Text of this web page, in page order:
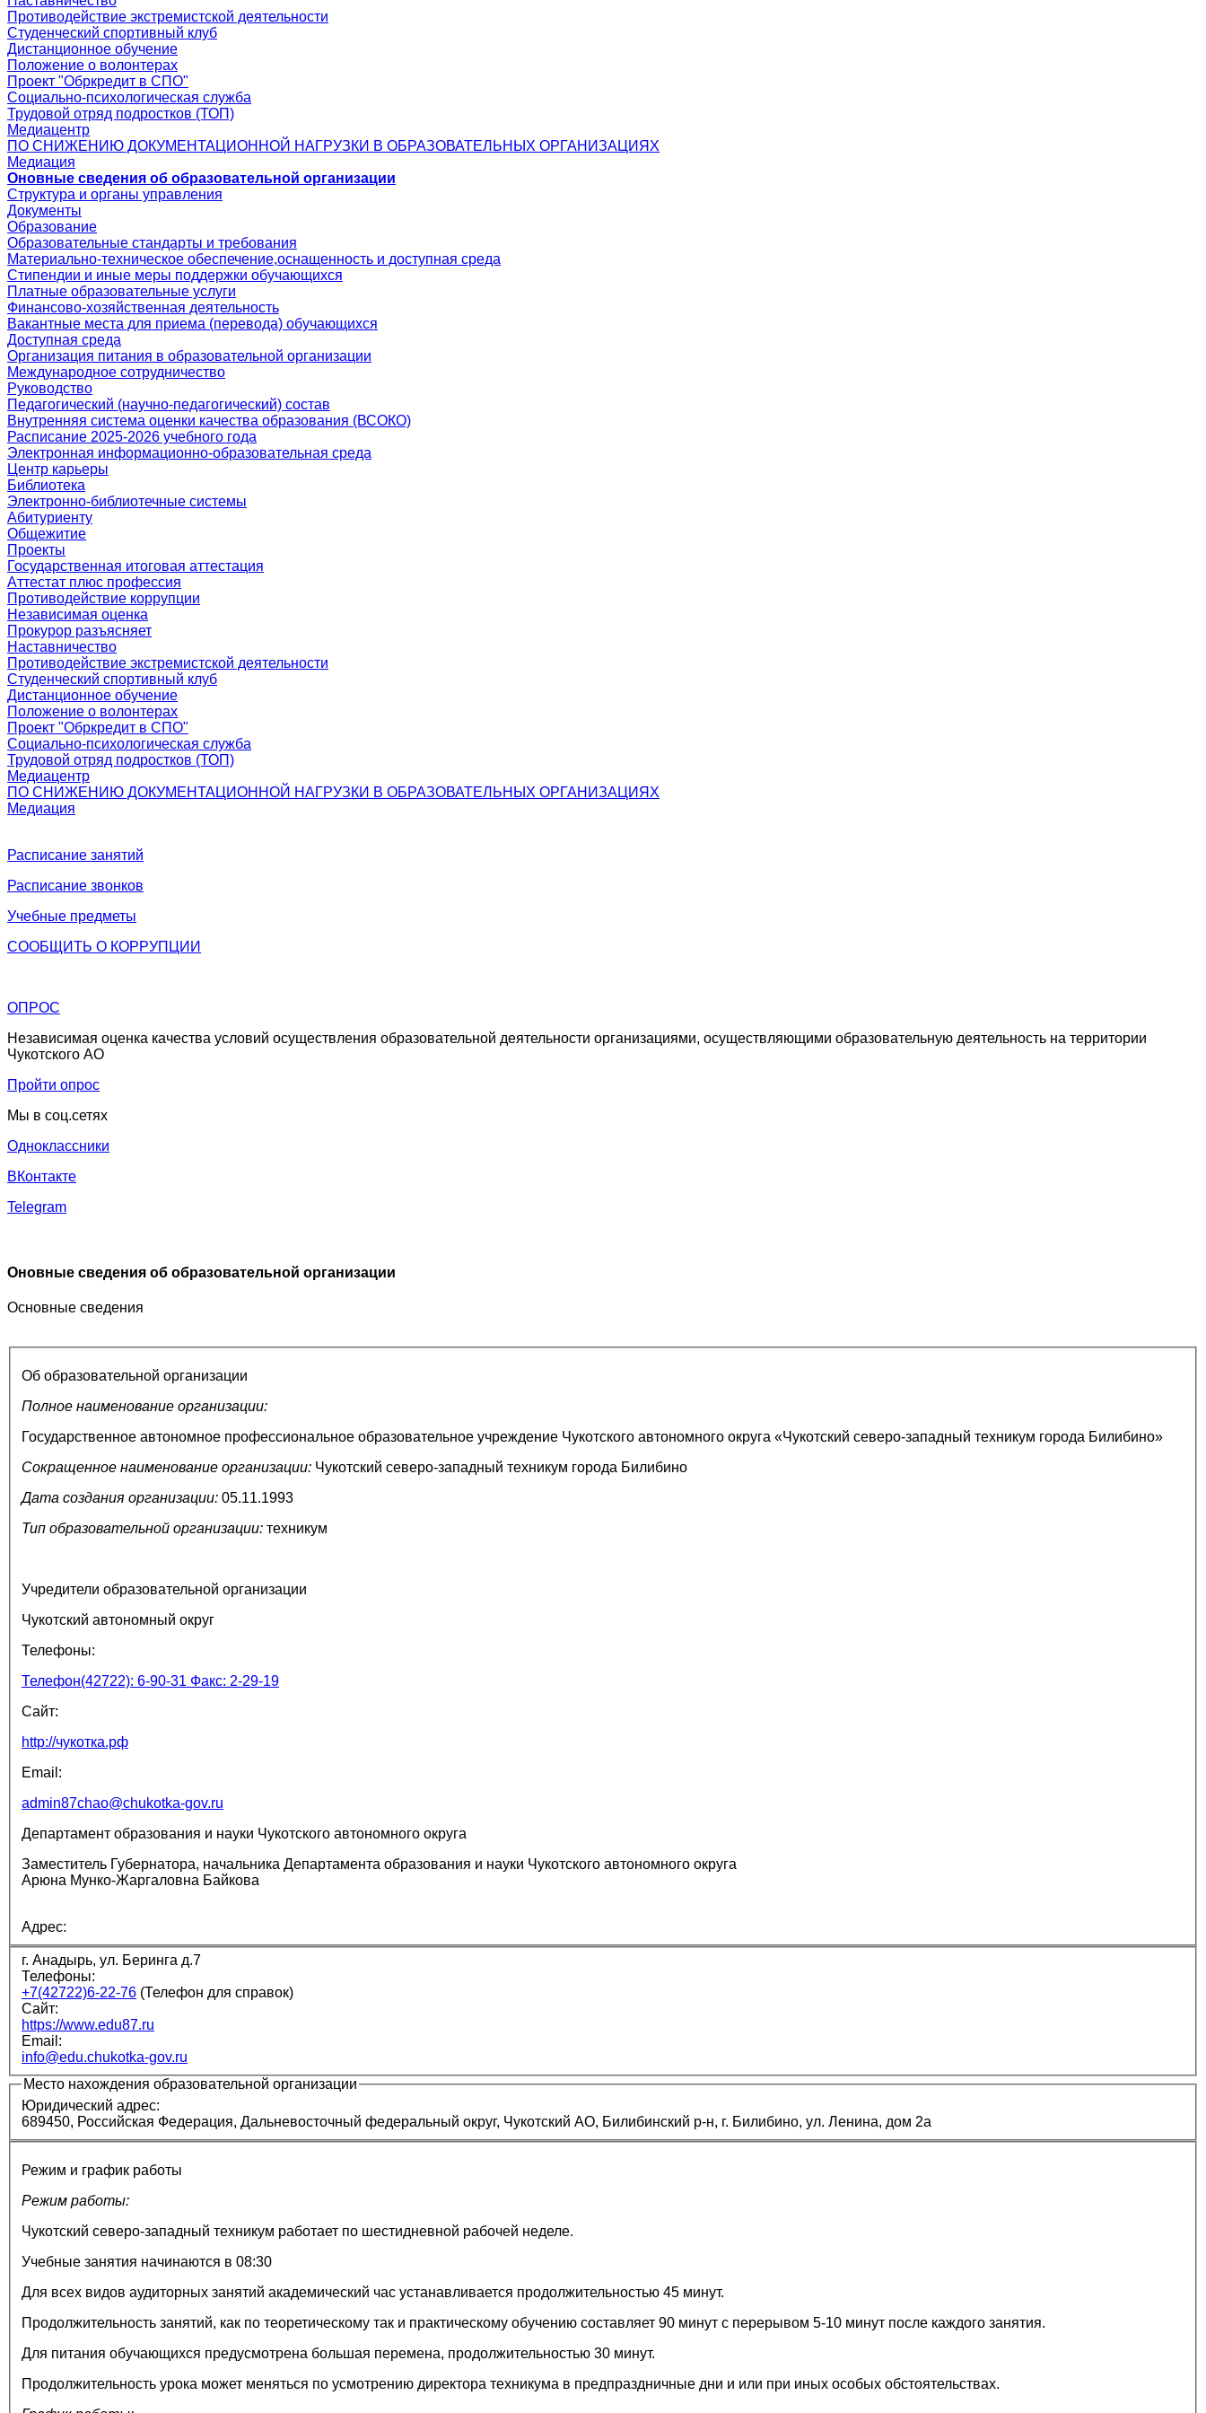
Противодействие экстремистской деятельности
Студенческий спортивный клуб
Дистанционное обучение
Положение о волонтерах
Проект "Обркредит в СПО"
Социально-психологическая служба
Трудовой отряд подростков (ТОП)
Медиацентр
ПО СНИЖЕНИЮ ДОКУМЕНТАЦИОННОЙ НАГРУЗКИ В ОБРАЗОВАТЕЛЬНЫХ ОРГАНИЗАЦИЯХ
Медиация
Оновные сведения об образовательной организации
Структура и органы управления
Документы
Образование
Образовательные стандарты и требования
Материально-техническое обеспечение,оснащенность и доступная среда
Стипендии и иные меры поддержки обучающихся
Платные образовательные услуги
Финансово-хозяйственная деятельность
Вакантные места для приема (перевода) обучающихся
Доступная среда
Организация питания в образовательной организации
Международное сотрудничество
Руководство
Педагогический (научно-педагогический) состав
Внутренняя система оценки качества образования (ВСОКО)
Расписание 2025-2026 учебного года
Электронная информационно-образовательная среда
Центр карьеры
Библиотека
Электронно-библиотечные системы
Абитуриенту
Общежитие
Проекты
Государственная итоговая аттестация
Аттестат плюс профессия
Противодействие коррупции
Независимая оценка
Прокурор разъясняет
Наставничество
Противодействие экстремистской деятельности
Студенческий спортивный клуб
Дистанционное обучение
Положение о волонтерах
Проект "Обркредит в СПО"
Социально-психологическая служба
Трудовой отряд подростков (ТОП)
Медиацентр
ПО СНИЖЕНИЮ ДОКУМЕНТАЦИОННОЙ НАГРУЗКИ В ОБРАЗОВАТЕЛЬНЫХ ОРГАНИЗАЦИЯХ
Медиация
Расписание занятий
Расписание звонков
Учебные предметы
СООБЩИТЬ О КОРРУПЦИИ
ОПРОС
Независимая оценка качества условий осуществления образовательной деятельности организациями, осуществляющими образовательную деятельность на территории
Чукотского АО
Пройти опрос
Мы в соц.сетях
Одноклассники
ВКонтакте
Telegram
Оновные сведения об образовательной организации
Основные сведения
Об образовательной организации
Полное наименование организации:
Государственное автономное профессиональное образовательное учреждение Чукотского автономного округа «Чукотский северо-западный техникум города Билибино»
Сокращенное наименование организации: Чукотский северо-западный техникум города Билибино
Дата создания организации: 05.11.1993
Тип образовательной организации: техникум
Учредители образовательной организации
Чукотский автономный округ
Телефоны:
Телефон(42722): 6-90-31 Факс: 2-29-19
Сайт:
http://чукотка.рф
Email:
admin87chao@chukotka-gov.ru
Департамент образования и науки Чукотского автономного округа
Заместитель Губернатора, начальника Департамента образования и науки Чукотского автономного округа
Арюна Мунко-Жаргаловна Байкова
Адрес:
г. Анадырь, ул. Беринга д.7
Телефоны:
+7(42722)6-22-76 (Телефон для справок)
Сайт:
https://www.edu87.ru
Email:
info@edu.chukotka-gov.ru
Место нахождения образовательной организации
Юридический адрес:
689450, Российская Федерация, Дальневосточный федеральный округ, Чукотский АО, Билибинский р-н, г. Билибино, ул. Ленина, дом 2а
Режим и график работы
Режим работы:
Чукотский северо-западный техникум работает по шестидневной рабочей неделе.
Учебные занятия начинаются в 08:30
Для всех видов аудиторных занятий академический час устанавливается продолжительностью 45 минут.
Продолжительность занятий, как по теоретическому так и практическому обучению составляет 90 минут с перерывом 5-10 минут после каждого занятия.
Для питания обучающихся предусмотрена большая перемена, продолжительностью 30 минут.
Продолжительность урока может меняться по усмотрению директора техникума в предпраздничные дни и или при иных особых обстоятельствах.